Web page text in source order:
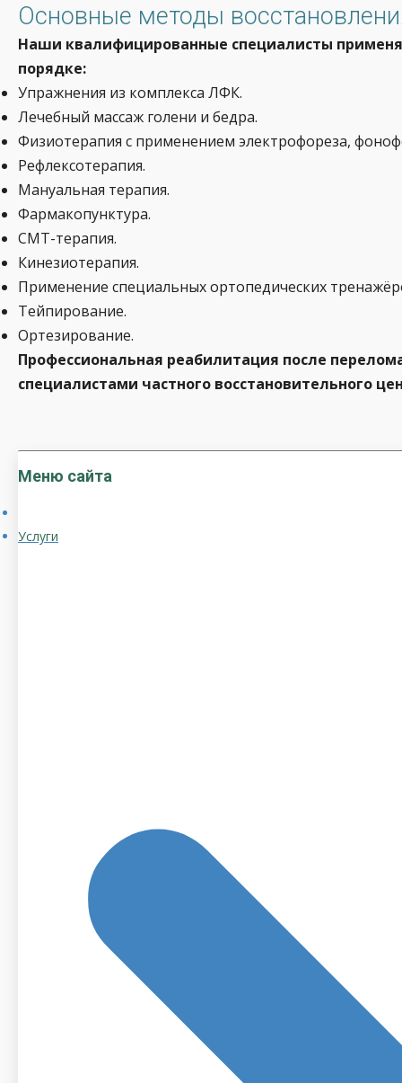
Основные методы
Наши квалифицированные специалисты
порядке:
Упражнения из комплекса ЛФК.
Лечебный массаж голени и бедра.
Физиотерапия с применением электрофореза,
Рефлексотерапия.
Мануальная терапия.
Фармакопунктура.
СМТ-терапия.
Кинезиотерапия.
Применение специальных ортопедических
Тейпирование.
Ортезирование.
Профессиональная реабилитация после
специалистами частного восстановительного
Меню сайта
Услуги